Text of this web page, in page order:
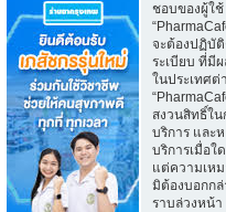
ชอบของผู้ใช้
จะต้องปฏิบั
ระเบียบ ที่มี
ในประเทศต่
สงวนสิทธิ์ใน
บริการ และ
บริการเมื่อใ
แต่ความเห
มิต้องบอกก
ราบล่วงหน้า